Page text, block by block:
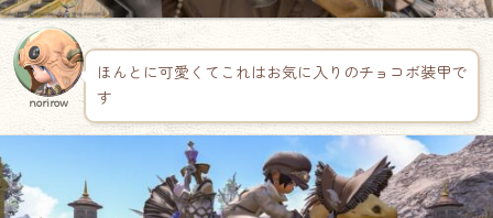
norirow
ほんとに可愛くてこれはお気に入りのチョコボ装甲で
す